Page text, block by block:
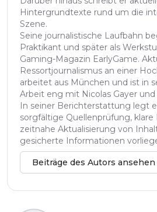
Hintergrundtexte rund um die
Szene.
Seine journalistische Laufbahn
Praktikant und später als
Gaming-Magazin EarlyGame.
Ressortjournalismus an einer
arbeitet aus München und ist in
Arbeit eng mit Nicolas Gayer
In seiner Berichterstattung legt
sorgfältige Quellenprüfung, klare
zeitnahe Aktualisierung von
gesicherte Informationen
Beiträge des Autors ansehen